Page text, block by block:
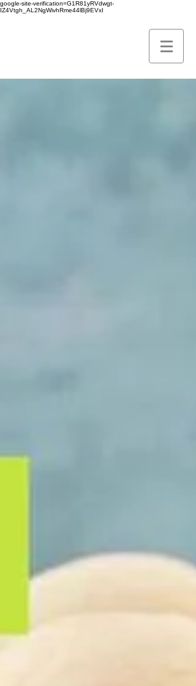
google-site-verification=G1R81yRVdwgt-
IZ4Vtgh_AL2NgWivhRme44lBj9EVxI